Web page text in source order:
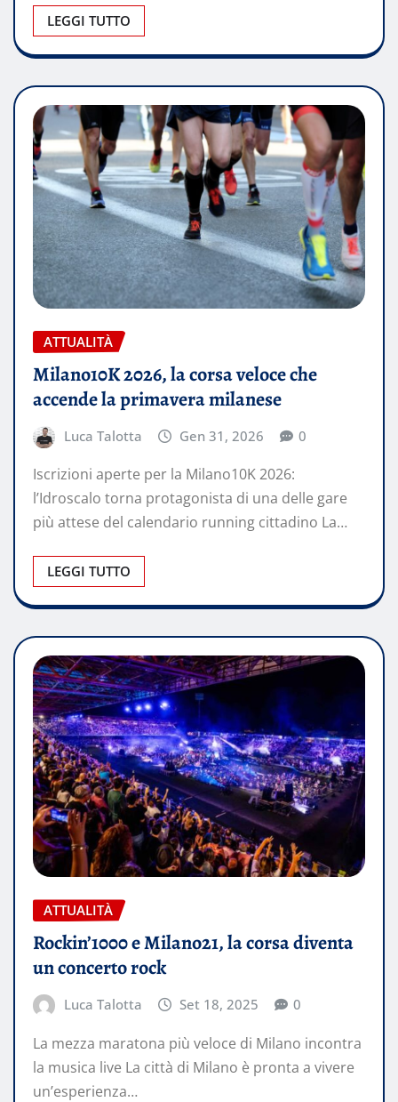
LEGGI TUTTO
ATTUALITÀ
Milano10K 2026, la corsa veloce che
accende la primavera milanese
Luca Talotta Gen 31, 2026 0
Iscrizioni aperte per la Milano10K 2026:
l’Idroscalo torna protagonista di una delle gare
più attese del calendario running cittadino La…
LEGGI TUTTO
ATTUALITÀ
Rockin’1000 e Milano21, la corsa diventa
un concerto rock
Luca Talotta Set 18, 2025 0
La mezza maratona più veloce di Milano incontra
la musica live La città di Milano è pronta a vivere
un’esperienza…